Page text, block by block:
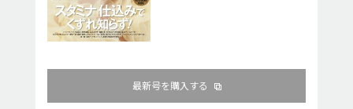
最新号を購入する